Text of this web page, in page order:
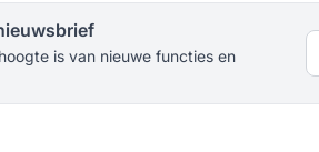
is van nieuwe functies en